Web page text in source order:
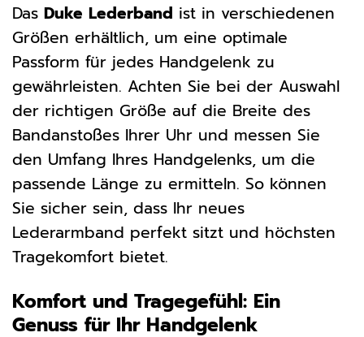
Das Duke Lederband ist in verschiedenen
Größen erhältlich, um eine optimale
Passform für jedes Handgelenk zu
gewährleisten. Achten Sie bei der Auswahl
der richtigen Größe auf die Breite des
Bandanstoßes Ihrer Uhr und messen Sie
den Umfang Ihres Handgelenks, um die
passende Länge zu ermitteln. So können
Sie sicher sein, dass Ihr neues
Lederarmband perfekt sitzt und höchsten
Tragekomfort bietet.
Komfort und Tragegefühl: Ein
Genuss für Ihr Handgelenk